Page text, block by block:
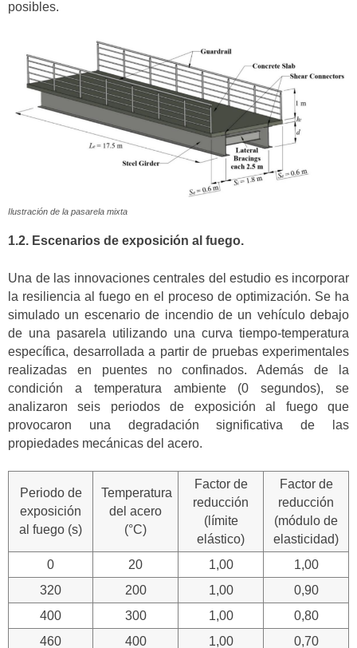
posibles.
Ilustración de la pasarela mixta
1.2. Escenarios de exposición al fuego.
Una de las innovaciones centrales del estudio es incorporar
la resiliencia al fuego en el proceso de optimización. Se ha
simulado un escenario de incendio de un vehículo debajo
de una pasarela utilizando una curva tiempo-temperatura
específica, desarrollada a partir de pruebas experimentales
realizadas en puentes no confinados. Además de la
condición a temperatura ambiente (0 segundos), se
analizaron seis periodos de exposición al fuego que
provocaron una degradación significativa de las
propiedades mecánicas del acero.
Periodo de
exposición
al fuego (s)
Temperatura
del acero
(°C)
Factor de
reducción
(límite
elástico)
Factor de
reducción
(módulo de
elasticidad)
0
20 1,00
1,00
320
200 1,00
0,90
400
300 1,00
0,80
460
400 1,00 0,70